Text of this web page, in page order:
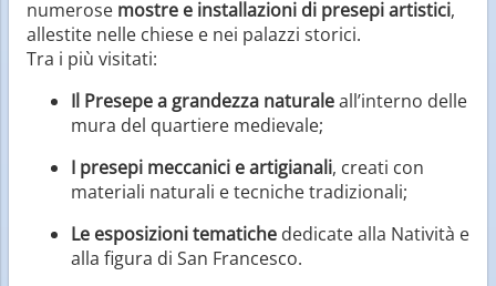
numerose mostre e installazioni di presepi artistici,
allestite nelle chiese e nei palazzi storici.
Tra i più visitati:
Il Presepe a grandezza naturaleall’interno delle
mura del quartiere medievale;
I presepi meccanici e artigianali, creati con
materiali naturali e tecniche tradizionali;
Le esposizioni tematiche dedicate alla Natività e
alla figura di San Francesco.